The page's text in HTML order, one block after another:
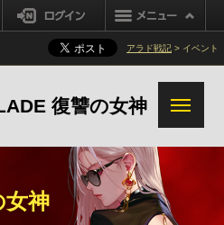
ログイン
アラド戦記 > イベント
復讐の女神
1次覚醒 : リベリオン
魔槍士
ステム改善
女神